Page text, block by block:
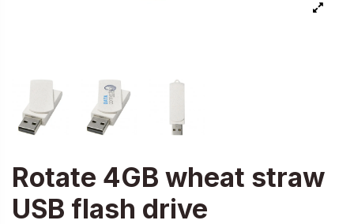
Rotate 4GB wheat straw
USB flash drive